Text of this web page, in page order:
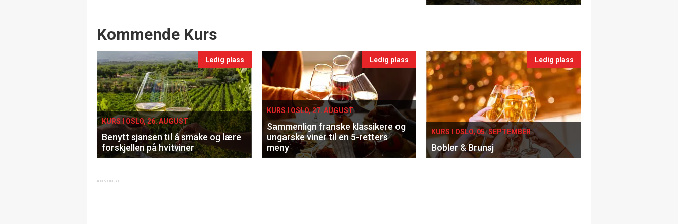
Events
Kommende Kurs
Ledig plass
KURS I OSLO, 26. AUGUST
Benytt sjansen til å smake og lære
forskjellen på hvitviner
Ledig plass
KURS I OSLO, 27. AUGUST
Sammenlign franske klassikere og
ungarske viner til en 5-retters
meny
Ledig plass
KURS I OSLO, 05. SEPTEMBER
Bobler & Brunsj